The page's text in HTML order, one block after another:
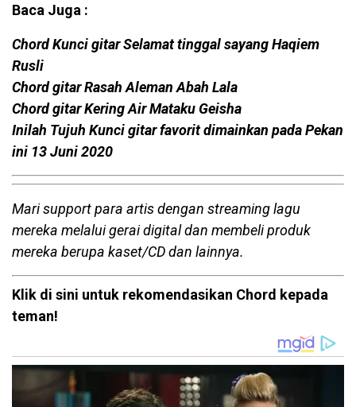
Baca Juga :
Chord Kunci gitar Selamat tinggal sayang Haqiem
Rusli
Chord gitar Rasah Aleman Abah Lala
Chord gitar Kering Air Mataku Geisha
Inilah Tujuh Kunci gitar favorit dimainkan pada Pekan
ini 13 Juni 2020
Mari support para artis dengan streaming lagu
mereka melalui gerai digital dan membeli produk
mereka berupa kaset/CD dan lainnya.
Klik di sini untuk rekomendasikan Chord kepada
teman!